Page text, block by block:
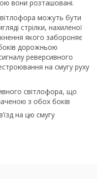
вони розташовані.
можуть бути
стрілки, нахиленої
якого забороняє
дорожньою
реверсивного
на смугу руху
світлофора, що
з обох боків
на цю смугу